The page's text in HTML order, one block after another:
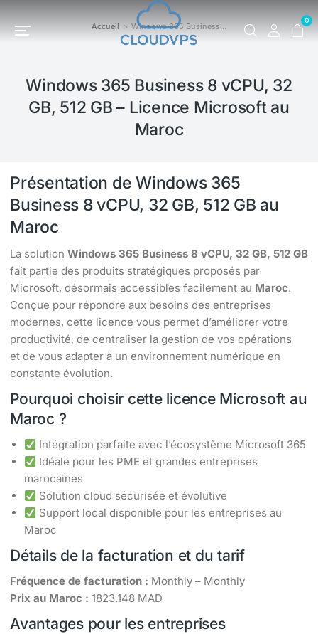
0
Vous êtes ici :Accueil Windows 365 Business…
Windows 365 Business 8 vCPU, 32
GB, 512 GB – Licence Microsoft au
Maroc
Présentation de Windows 365
Business 8 vCPU, 32 GB, 512 GB au
Maroc
La solution Windows 365 Business 8 vCPU, 32 GB, 512 GB
fait partie des produits stratégiques proposés par
Microsoft, désormais accessibles facilement au Maroc.
Conçue pour répondre aux besoins des entreprises
modernes, cette licence vous permet d’améliorer votre
productivité, de centraliser la gestion de vos opérations
et de vous adapter à un environnement numérique en
constante évolution.
Pourquoi choisir cette licence Microsoft au
Maroc ?
Intégration parfaite avec l’écosystème Microsoft 365
Idéale pour les PME et grandes entreprises
marocaines
Solution cloud sécurisée et évolutive
Support local disponible pour les entreprises au
Maroc
Détails de la facturation et du tarif
Fréquence de facturation : Monthly – Monthly
Prix au Maroc : 1823.148 MAD
Avantages pour les entreprises